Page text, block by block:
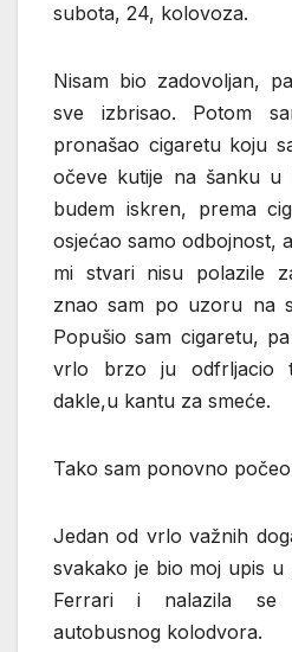
subota, 24, kolovoza.
Nisam bio zadovoljan,
sve izbrisao. Potom
pronašao cigaretu koju
očeve kutije na šanku u
budem iskren, prema
osjećao samo odbojnost,
mi stvari nisu polazile
znao sam po uzoru na
Popušio sam cigaretu,
vrlo brzo ju odfrljacio
dakle,u kantu za smeće.
Tako sam ponovno
Jedan od vrlo važnih
svakako je bio moj upis
Ferrari i nalazila se
autobusnog kolodvora.